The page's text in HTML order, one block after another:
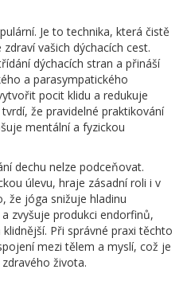
Je to technika, která čistě
vašich dýchacích cest.
dýchacích stran a přináší
a parasympatického
pocit klidu a redukuje
že pravidelné praktikování
mentální a fyzickou
dechu nelze podceňovat.
úlevu, hraje zásadní roli i v
že jóga snižuje hladinu
zvyšuje produkci endorfinů,
Při správné praxi těchto
mezi tělem a myslí, což je
života.